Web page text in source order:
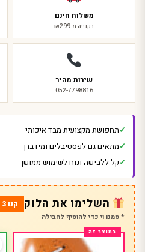
משלוח חינם
בקנייה מ-₪299
שירות מהיר
052-7798816
תחפושת מקצועית מבד איכותי
מתאים גם לפסטיבלים ומידברן
קל ללבישה ונוח לשימוש ממושך
השלימו את הלוק קנו 3 פריטים קבלו 10% הנחה!
* סמנו וי כדי להוסיף לחבילה